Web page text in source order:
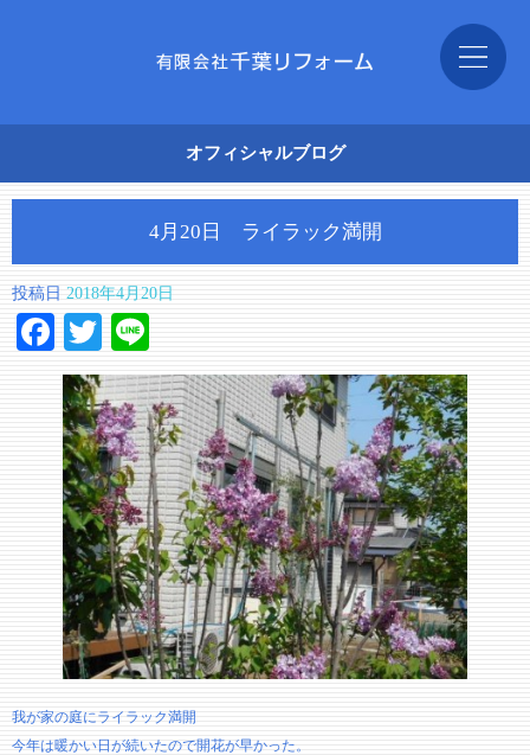
オフィシャルブログ
4月20日 ライラック満開
投稿日 2018年4月20日
Facebook
Twitter
我が家の庭にライラック満開
今年は暖かい日が続いたので開花が早かった。